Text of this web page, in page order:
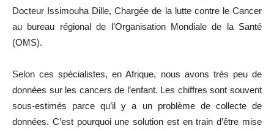
Docteur Issimouha Dille, Chargée de la lutte contre le Cancer
au bureau régional de l’Organisation Mondiale de la Santé
(OMS).
Selon ces spécialistes, en Afrique, nous avons très peu de
données sur les cancers de l’enfant. Les chiffres sont souvent
sous-estimés parce qu’il y a un problème de collecte de
données. C’est pourquoi une solution est en train d’être mise